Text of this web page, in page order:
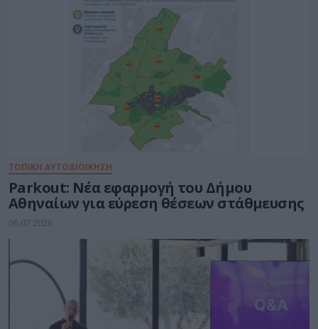
ΤΟΠΙΚΗ ΑΥΤΟΔΙΟΙΚΗΣΗ
Parkout: Νέα εφαρμογή του Δήμου
Αθηναίων για εύρεση θέσεων στάθμευσης
06.07.2026